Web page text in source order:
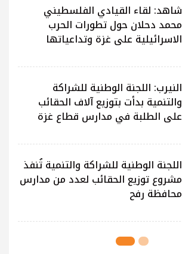
شاهد: لقاء القيادي الفلسطيني
محمد دحلان حول تطورات الحرب
الاسرائيلية على غزة وتداعياتها
النيرب: اللجنة الوطنية للشراكة
والتنمية بدأت بتوزيع آلاف الحقائب
على الطلبة في مدارس قطاع غزة
اللجنة الوطنية للشراكة والتنمية تُنفذ
مشروع توزيع الحقائب لعدد من مدارس
محافظة رفح